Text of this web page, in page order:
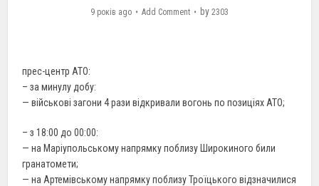
9 років ago Add Comment by 2303
прес-центр АТО:
– за минулу добу:
— військові загони 4 рази відкривали вогонь по позиціях АТО;
– з 18:00 до 00:00:
— на Маріупольському напрямку поблизу Широкиного били
гранатомети;
— на Артемівському напрямку поблизу Троїцького відзначилися